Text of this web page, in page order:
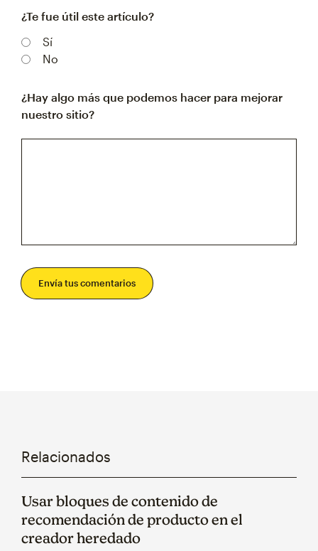
¿Te fue útil este artículo?
Sí
No
¿Hay algo más que podemos hacer para mejorar
nuestro sitio?
Envía tus comentarios
Relacionados
Usar bloques de contenido de
recomendación de producto en el
creador heredado